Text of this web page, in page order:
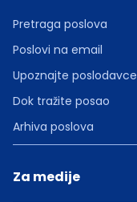
Pretraga poslova
Poslovi na email
Upoznajte poslodavce
Dok tražite posao
Arhiva poslova
Za medije